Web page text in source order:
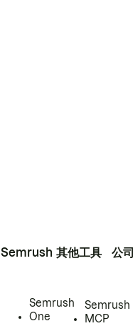
Semrush
Semrush
One
其他工具
Semrush
MCP
公司